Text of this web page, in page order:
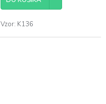
Vzor: K136